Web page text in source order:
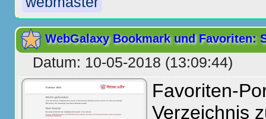
WebGalaxy Bookmark und Favoriten:
Datum: 10-05-2018 (13:09:44)
Favoriten-
Verzeichnis